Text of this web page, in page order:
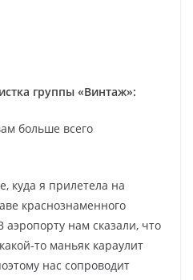
группы «Винтаж»:
больше всего
куда я прилетела на
краснознаменного
нам сказали, что
то маньяк караулит
нас сопроводит